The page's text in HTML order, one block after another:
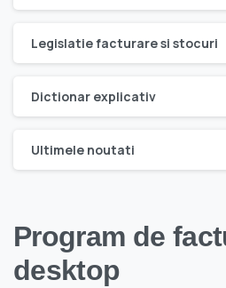
Legislatie facturare si stocuri
Dictionar explicativ
Ultimele noutati
Program de
desktop